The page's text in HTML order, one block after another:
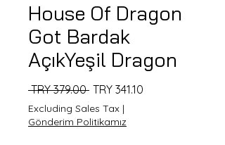
House Of Dragon
Got Bardak
AçıkYeşil Dragon
TRY 379.00 Regular
Price
TRY 341.10
Excluding Sales Tax |
Gönderim Politikamız